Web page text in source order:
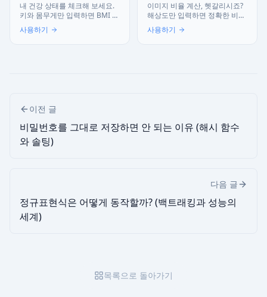
내 건강 상태를 체크해 보세요.
키와 몸무게만 입력하면 BMI 지
수와 비만도를 즉시 알려드립니
다.
사용하기
이미지 비율 계산, 헷갈리시죠?
해상도만 입력하면 정확한 비율
과 크기를 찾아드립니다.
사용하기
이전 글
비밀번호를 그대로 저장하면 안 되는 이유 (해시 함수
와 솔팅)
다음 글
정규표현식은 어떻게 동작할까? (백트래킹과 성능의
세계)
목록으로 돌아가기